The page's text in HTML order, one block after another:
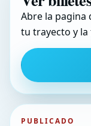
Abre la pagina
tu trayecto y la
PUBLICADO